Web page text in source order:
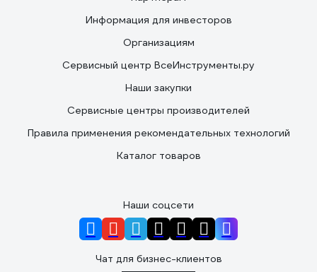
Информация для инвесторов
Организациям
Сервисный центр ВсеИнструменты.ру
Наши закупки
Сервисные центры производителей
Правила применения рекомендательных технологий
Каталог товаров
Наши соцсети
Чат для бизнес-клиентов